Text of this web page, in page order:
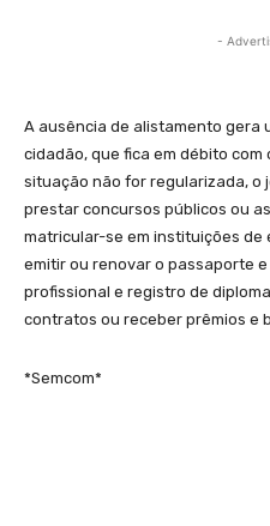
-
A ausência de alistamento gera
cidadão, que fica em débito com
situação não for regularizada, o
prestar concursos públicos ou
matricular-se em instituições de
emitir ou renovar o passaporte
profissional e registro de
contratos ou receber prêmios e
*Semcom*